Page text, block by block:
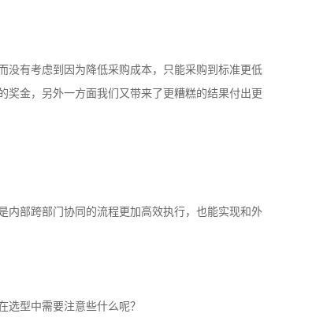
没有考虑到因为降低采购成本，只能采购到标准更低
奖金，另外一方面我们又带来了更糟糕的结果付出更
内部跨部门协同的流程更加高效执行，也能实现和外
型中需要注意些什么呢？